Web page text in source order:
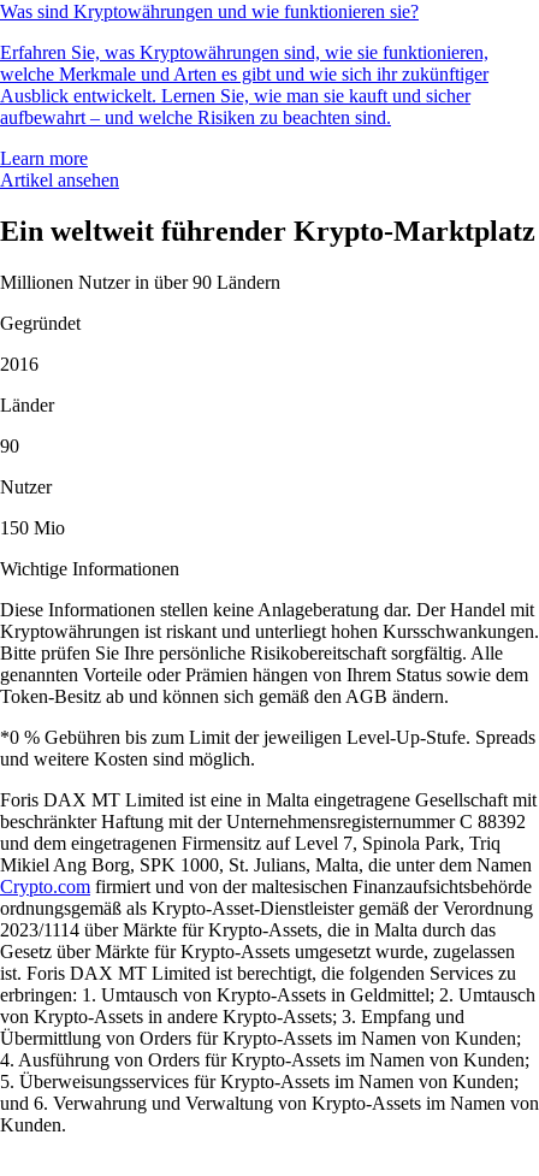
Was sind Kryptowährungen und wie funktionieren sie?
Erfahren Sie, was Kryptowährungen sind, wie sie funktionieren,
welche Merkmale und Arten es gibt und wie sich ihr zukünftiger
Ausblick entwickelt. Lernen Sie, wie man sie kauft und sicher
aufbewahrt – und welche Risiken zu beachten sind.
Learn more
Artikel ansehen
Ein weltweit führender Krypto-Marktplatz
Millionen Nutzer in über 90 Ländern
Gegründet
2016
Länder
90
Nutzer
150 Mio
Wichtige Informationen
Diese Informationen stellen keine Anlageberatung dar. Der Handel mit
Kryptowährungen ist riskant und unterliegt hohen Kursschwankungen.
Bitte prüfen Sie Ihre persönliche Risikobereitschaft sorgfältig. Alle
genannten Vorteile oder Prämien hängen von Ihrem Status sowie dem
Token-Besitz ab und können sich gemäß den AGB ändern.
*0 % Gebühren bis zum Limit der jeweiligen Level-Up-Stufe. Spreads
und weitere Kosten sind möglich.
Foris DAX MT Limited ist eine in Malta eingetragene Gesellschaft mit
beschränkter Haftung mit der Unternehmensregisternummer C 88392
und dem eingetragenen Firmensitz auf Level 7, Spinola Park, Triq
Mikiel Ang Borg, SPK 1000, St. Julians, Malta, die unter dem Namen
Crypto.com firmiert und von der maltesischen Finanzaufsichtsbehörde
ordnungsgemäß als Krypto-Asset-Dienstleister gemäß der Verordnung
2023/1114 über Märkte für Krypto-Assets, die in Malta durch das
Gesetz über Märkte für Krypto-Assets umgesetzt wurde, zugelassen
ist. Foris DAX MT Limited ist berechtigt, die folgenden Services zu
erbringen: 1. Umtausch von Krypto-Assets in Geldmittel; 2. Umtausch
von Krypto-Assets in andere Krypto-Assets; 3. Empfang und
Übermittlung von Orders für Krypto-Assets im Namen von Kunden;
4. Ausführung von Orders für Krypto-Assets im Namen von Kunden;
5. Überweisungsservices für Krypto-Assets im Namen von Kunden;
und 6. Verwahrung und Verwaltung von Krypto-Assets im Namen von
Kunden.